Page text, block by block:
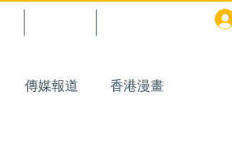
傳媒報道 香港漫畫